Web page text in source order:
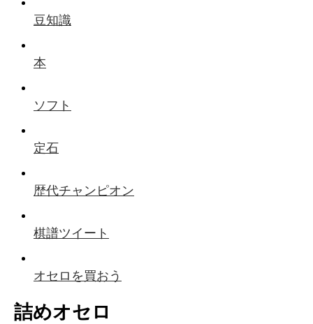
豆知識
本
ソフト
定石
歴代チャンピオン
棋譜ツイート
オセロを買おう
詰めオセロ